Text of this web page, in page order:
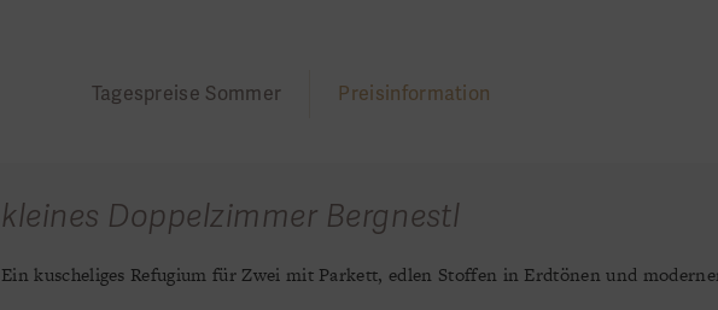
Tagespreise Sommer Preisinformation
kleines Doppelzimmer Bergnestl
Ein kuscheliges Refugium für Zwei mit Parkett, edlen Stoffen in Erdtönen und